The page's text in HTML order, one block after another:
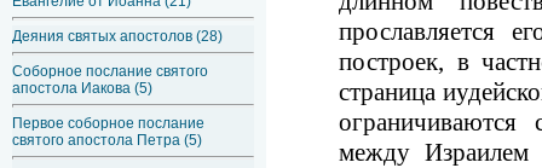
Деяния святых апостолов (28)
Соборное послание святого
апостола Иакова (5)
Первое соборное послание
святого апостола Петра (5)
прославляется
построек, в
страница
ограничиваются
между Израилем